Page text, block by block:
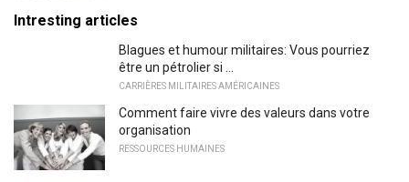
Intresting articles
Blagues et humour militaires: Vous pourriez
être un pétrolier si ...
CARRIÈRES MILITAIRES AMÉRICAINES
Comment faire vivre des valeurs dans votre
organisation
RESSOURCES HUMAINES